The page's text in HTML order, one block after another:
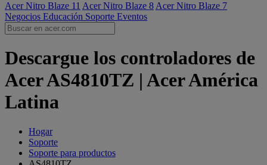
Acer Nitro Blaze 11 Acer Nitro Blaze 8 Acer Nitro Blaze 7
Negocios Educación Soporte Eventos
Descargue los controladores de
Acer AS4810TZ | Acer América
Latina
Hogar
Soporte
Soporte para productos